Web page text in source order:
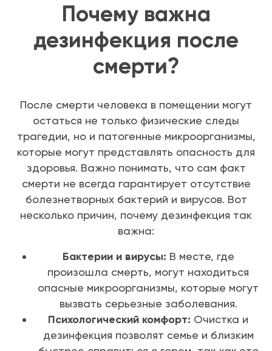
Почему важна
дезинфекция после
смерти?
После смерти человека в помещении могут
остаться не только физические следы
трагедии, но и патогенные микроорганизмы,
которые могут представлять опасность для
здоровья. Важно понимать, что сам факт
смерти не всегда гарантирует отсутствие
болезнетворных бактерий и вирусов. Вот
несколько причин, почему дезинфекция так
важна:
Бактерии и вирусы: В месте, где
произошла смерть, могут находиться
опасные микроорганизмы, которые могут
вызвать серьезные заболевания.
Психологический комфорт: Очистка и
дезинфекция позволят семье и близким